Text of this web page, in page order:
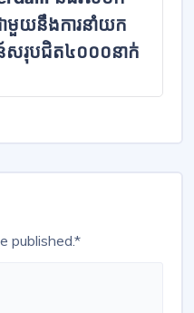
មួយនឹងការនាំយក
សរុបជិត៤០០០នាក់
published.*